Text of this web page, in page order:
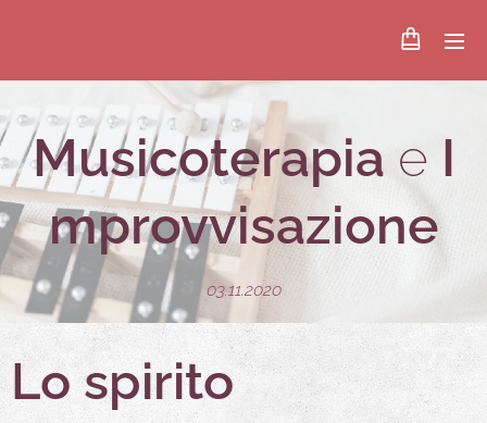
Musicoterapia e I
mprovvisazione
03.11.2020
Lo spirito